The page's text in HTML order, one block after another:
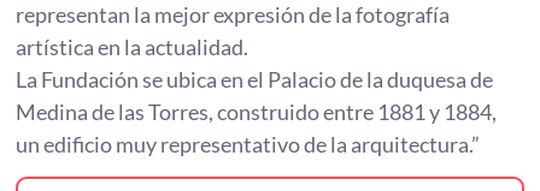
representan la mejor expresión de la fotografía
artística en la actualidad.
La Fundación se ubica en el Palacio de la duquesa de
Medina de las Torres, construido entre 1881 y 1884,
un edificio muy representativo de la arquitectura.”